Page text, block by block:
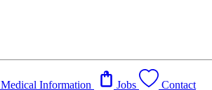
Medical Information Jobs Contact